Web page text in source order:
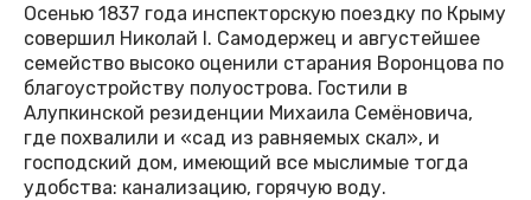
Осенью 1837 года инспекторскую поездку по Крыму
совершил Николай I. Самодержец и августейшее
семейство высоко оценили старания Воронцова по
благоустройству полуострова. Гостили в
Алупкинской резиденции Михаила Семёновича,
где похвалили и «сад из равняемых скал», и
господский дом, имеющий все мыслимые тогда
удобства: канализацию, горячую воду.